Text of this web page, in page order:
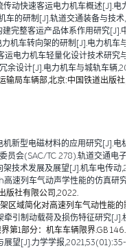
传动快速客运电力机车概述[J].电
车的研制[J].轨道交通装备与技术
完整客运产品体系作用研究[J].中
力机车转向架的研制[J].电力机车与
运电力机车轻量化设计技术研究与
余设计[J].电力机车与城轨车辆
局车辆部,北京:中国铁道出版社
机新型电磁材料的应用研究[J].电
员会(SAC/TC 278).轨道交通电
架技术发展及展望[J].机车电传动
速列车气动声学性能的仿真研究
版社有限公司,2022.
区域简化对高速列车气动性能的
牵引制动载荷及损伤特征研究[J].机
第1部分：机车车辆限界.GB
展望[J].力学学报,2021,53(01):35-